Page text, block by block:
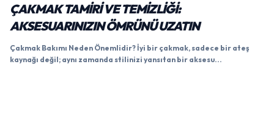
ÇAKMAK TAMIRI VE TEMIZLIĞI:
AKSESUARINIZIN ÖMRÜNÜ UZATIN
Çakmak Bakımı Neden Önemlidir? İyi bir çakmak, sadece bir ateş
kaynağı değil; aynı zamanda stilinizi yansıtan bir aksesu...